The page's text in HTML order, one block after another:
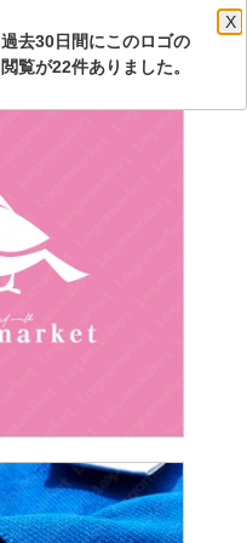
過去30日間にこのロゴの
X
閲覧が22件ありました。